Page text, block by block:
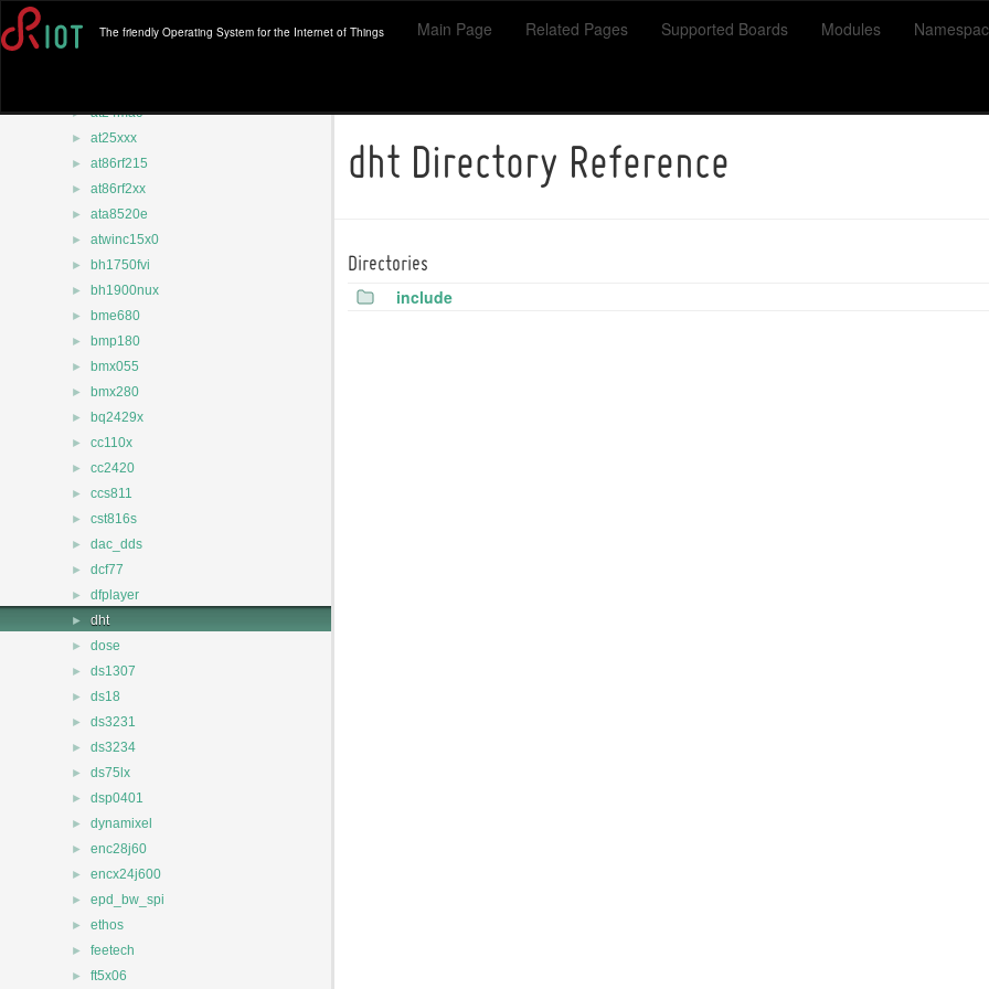
The friendly Operating System for the Internet of Things Main Page Related Pages Supported Boards Modules
apa102
► at24mac
► at25xxx
► at86rf215
► at86rf2xx
► ata8520e
► atwinc15x0
► bh1750fvi
► bh1900nux
► bme680
► bmp180
► bmx055
► bmx280
► bq2429x
► cc110x
► cc2420
► ccs811
► cst816s
► dac_dds
► dcf77
► dfplayer
► dht
► dose
► ds1307
► ds18
► ds3231
► ds3234
► ds75lx
► dsp0401
► dynamixel
► enc28j60
► encx24j600
► epd_bw_spi
► ethos
► feetech
► ft5x06
dht Directory Reference
Directories
include